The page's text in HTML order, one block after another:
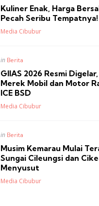
Kuliner Enak, Harga
Pecah Seribu Tempatnya!
Posted
Media Cibubur
Posted
in Berita
GIIAS 2026 Resmi
Merek Mobil dan Motor
ICE BSD
Posted
Media Cibubur
Posted
in Berita
Musim Kemarau Mulai
Sungai Cileungsi dan
Menyusut
Posted
Media Cibubur